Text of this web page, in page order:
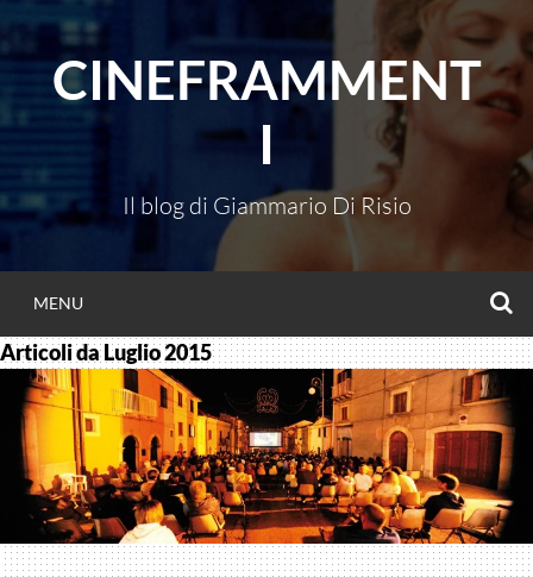
al
contenutoCINEFRAMMENT
I
Il blog di Giammario Di Risio
MENU
Articoli daLuglio 2015